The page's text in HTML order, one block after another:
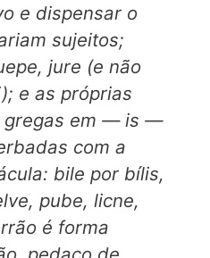
e dispensar o
sujeitos;
jure (e não
e as próprias
gregas em — is —
com a
bile por bílis,
pube, licne,
é forma
pedaço de